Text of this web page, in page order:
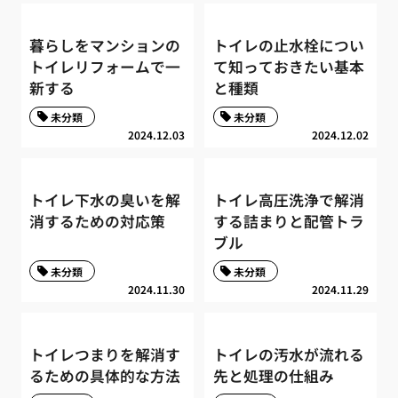
暮らしをマンションの
トイレリフォームで一
新する
2024.12.03
未分類
トイレの止水栓につい
て知っておきたい基本
と種類
2024.12.02
未分類
トイレ下水の臭いを解
消するための対応策
2024.11.30
未分類
トイレ高圧洗浄で解消
する詰まりと配管トラ
ブル
2024.11.29
未分類
トイレつまりを解消す
るための具体的な方法
トイレの汚水が流れる
先と処理の仕組み